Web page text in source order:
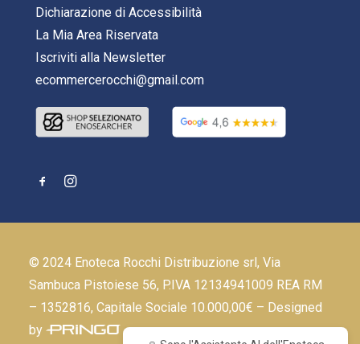
Dichiarazione di Accessibilità
La Mia Area Riservata
Iscriviti alla Newsletter
ecommercerocchi@gmail.com
© 2024 Enoteca Rocchi Distribuzione srl, Via
Sambuca Pistoiese 56, P.IVA 12134941009 REA RM
– 1352816, Capitale Sociale 10.000,00€ – Designed
by